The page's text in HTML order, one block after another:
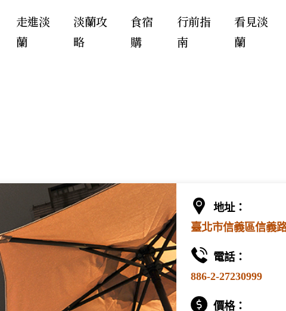
走進淡
蘭
淡蘭攻
略
食宿
購
行前指
南
看見淡
蘭
地址：
臺北市信義區信義
電話：
886-2-27230999
價格：